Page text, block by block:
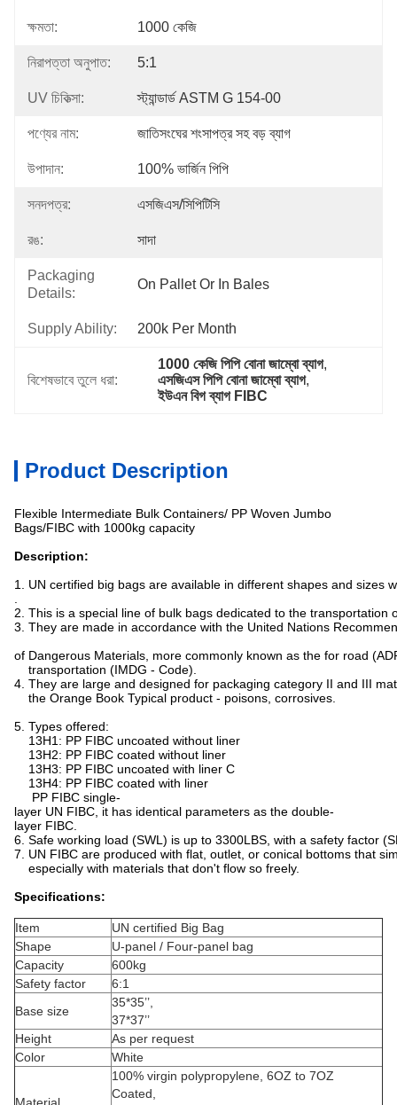
ক্ষমতা: 1000 কেজি
নিরাপত্তা অনুপাত: 5:1
UV চিকিত্সা: স্ট্যান্ডার্ড ASTM G 154-00
পণ্যের নাম: জাতিসংঘের শংসাপত্র সহ বড় ব্যাগ
উপাদান: 100% ভার্জিন পিপি
সনদপত্র: এসজিএস/সিপিটিসি
রঙ: সাদা
Packaging
Details:
On Pallet Or In Bales
Supply Ability: 200k Per Month
বিশেষভাবে তুলে ধরা:
1000 কেজি পিপি বোনা জাম্বো ব্যাগ,
এসজিএস পিপি বোনা জাম্বো ব্যাগ,
ইউএন বিগ ব্যাগ FIBC
Product Description
Flexible Intermediate Bulk Containers/ PP Woven Jumbo
Bags/FIBC with 1000kg capacity
Description:
1. UN certified big bags are available in different shapes and sizes
2. This is a special line of bulk bags dedicated to the transportation
3. They are made in accordance with the United Nations
of Dangerous Materials, more commonly known as the for road
transportation (IMDG - Code).
4. They are large and designed for packaging category II and III
the Orange Book Typical product - poisons, corrosives.
5. Types offered:
13H1: PP FIBC uncoated without liner
13H2: PP FIBC coated without liner
13H3: PP FIBC uncoated with liner C
13H4: PP FIBC coated with liner
PP FIBC single-
layer UN FIBC, it has identical parameters as the double-
layer FIBC.
6. Safe working load (SWL) is up to 3300LBS, with a safety factor
7. UN FIBC are produced with flat, outlet, or conical bottoms that
especially with materials that don't flow so freely.
Specifications:
Item
UN certified Big Bag
Shape
U-panel / Four-panel bag
Capacity
600kg
Safety factor
6:1
Base size
35*35’’,
37*37’’
Height
As per request
Color
White
100% virgin polypropylene, 6OZ to 7OZ
Coated,